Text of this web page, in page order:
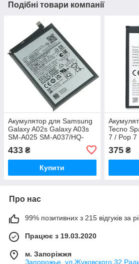
Подібні товари компанії
Акумулятор для Samsung
Galaxy A02s Galaxy A03s
SM-A025 SM-A037/HQ-
50SD/HQ-50S (5000 mAh)
Original PRC
433 ₴
Купити
Tecno
7 / Pop 7
375₴
Про нас
99% позитивних з 215 відгуків за
Працює з 19.03.2020
м. Запоріжжя
Запорожье, ул.Жуковского,32